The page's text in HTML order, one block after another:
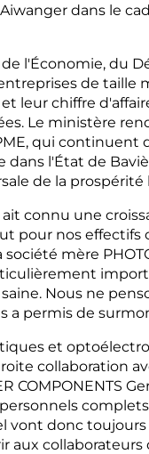
dans le
l'Économie, du
de taille
leur chiffre
Le ministère
qui continuent
l'État de
de la prospérité
connu une
pour nos
société mère
Nous ne
permis de
et
collaboration
COMPONENTS
vont donc toujours
aux